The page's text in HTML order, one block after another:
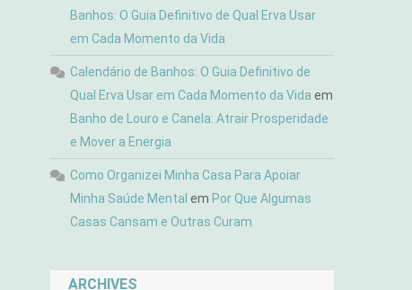
Banhos: O Guia Definitivo de Qual Erva Usar
em Cada Momento da Vida
Calendário de Banhos: O Guia Definitivo de
Qual Erva Usar em Cada Momento da Vida em
Banho de Louro e Canela: Atrair Prosperidade
e Mover a Energia
Como Organizei Minha Casa Para Apoiar
Minha Saúde Mental em Por Que Algumas
Casas Cansam e Outras Curam
ARCHIVES